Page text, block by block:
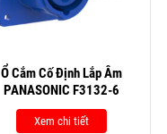
Ổ Cắm Cố Định Lắp Âm
PANASONIC F3132-6
Xem chi tiết